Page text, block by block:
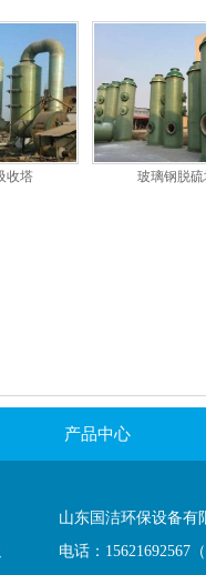
收塔 玻璃钢脱
产品中心
山东国洁环保设备有
电话：15621692567